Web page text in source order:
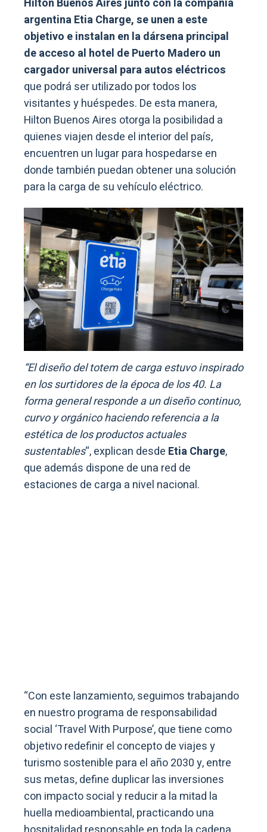
Hilton Buenos Aires junto con la compañía
argentina Etia Charge, se unen a este
objetivo e instalan en la dársena principal
de acceso al hotel de Puerto Madero un
cargador universal para autos eléctricos
que podrá ser utilizado por todos los
visitantes y huéspedes. De esta manera,
Hilton Buenos Aires otorga la posibilidad a
quienes viajen desde el interior del país,
encuentren un lugar para hospedarse en
donde también puedan obtener una solución
para la carga de su vehículo eléctrico.
“El diseño del totem de carga estuvo inspirado
en los surtidores de la época de los 40. La
forma general responde a un diseño continuo,
curvo y orgánico haciendo referencia a la
estética de los productos actuales
sustentables“, explican desde Etia Charge,
que además dispone de una red de
estaciones de carga a nivel nacional.
“Con este lanzamiento, seguimos trabajando
en nuestro programa de responsabilidad
social ‘Travel With Purpose’, que tiene como
objetivo redefinir el concepto de viajes y
turismo sostenible para el año 2030 y, entre
sus metas, define duplicar las inversiones
con impacto social y reducir a la mitad la
huella medioambiental, practicando una